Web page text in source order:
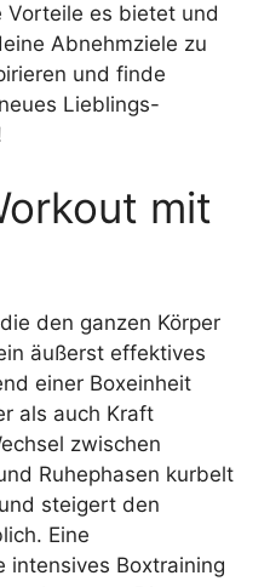
Vorteile es bietet und
Abnehmziele zu
und finde
Lieblings-
mit
den ganzen Körper
äußerst effektives
einer Boxeinheit
als auch Kraft
zwischen
Ruhephasen kurbelt
steigert den
Eine
intensives Boxtraining